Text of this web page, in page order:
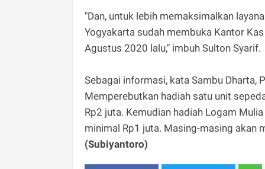
"Dan, untuk lebih memaksimalkan
Yogyakarta sudah membuka Kantor
Agustus 2020 lalu," imbuh Sulton Syarif.
Sebagai informasi, kata Sambu Dharta,
Memperebutkan hadiah satu unit
Rp2 juta. Kemudian hadiah Logam
minimal Rp1 juta. Masing-masing akan
(Subiyantoro)